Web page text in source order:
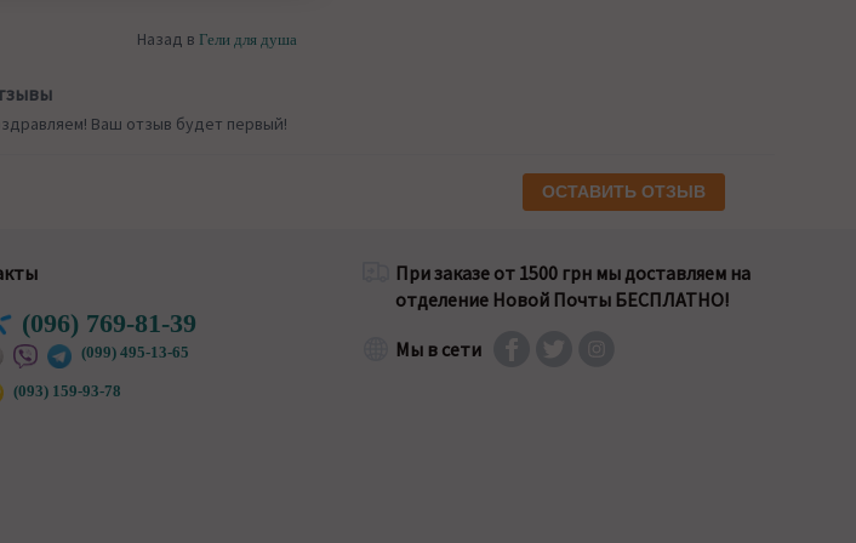
Назад в Гели для душа
Ваш отзыв будет первый!
ОСТАВИТЬ ОТЗЫВ
(096) 769-81-39
(099) 495-13-65
(093) 159-93-78
При заказе от 1500 грн мы доставляем на
отделение Новой Почты БЕСПЛАТНО!
Мы в сети